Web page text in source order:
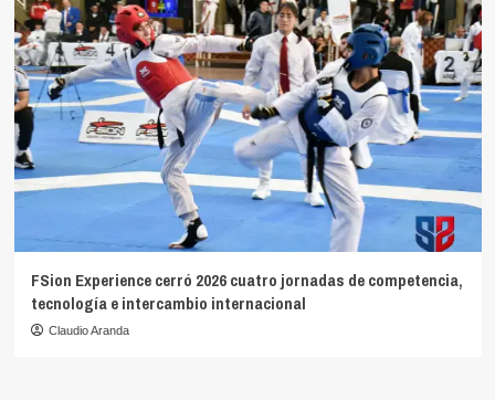
FSion Experience cerró 2026 cuatro jornadas de competencia,
tecnología e intercambio internacional
Claudio Aranda